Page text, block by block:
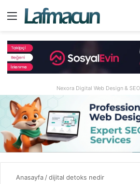
Menü
Nexora Digital Web Design &
Anasayfa/dijital detoks nedir